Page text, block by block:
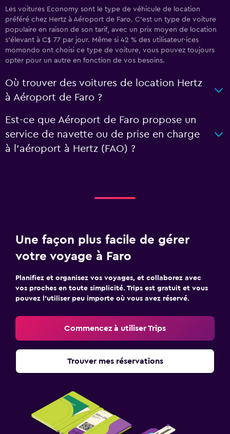
Les voitures Economy sont le type de véhicule de location
préféré chez Hertz à Aéroport de Faro. C'est un type de voiture
populaire en raison de son tarif, avec un prix moyen de location
s'élevant à C$ 77 par jour. Même si 42 % des utilisateur·ices
momondo ont choisi ce type de voiture, vous pouvez toujours
opter pour un autre en fonction de vos besoins.
Où trouver des voitures de location Hertz
à Aéroport de Faro ?
Est-ce que Aéroport de Faro propose un
service de navette ou de prise en charge
à l’aéroport à Hertz (FAO) ?
Une façon plus facile de gérer
votre voyage à Faro
Planifiez et organisez vos voyages, et collaborez avec
vos proches en toute simplicité. Trips est gratuit et vous
pouvez l’utiliser peu importe où vous avez réservé.
Commencez à utiliser Trips
Trouver mes réservations